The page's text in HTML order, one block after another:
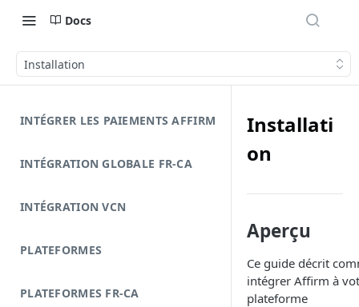
Docs
Installation
INTÉGRER LES PAIEMENTS AFFIRM
INTÉGRATION GLOBALE FR-CA
INTÉGRATION VCN
PLATEFORMES
PLATEFORMES FR-CA
Installati
on
Aperçu
Ce guide décrit
intégrer Affirm à
plateforme